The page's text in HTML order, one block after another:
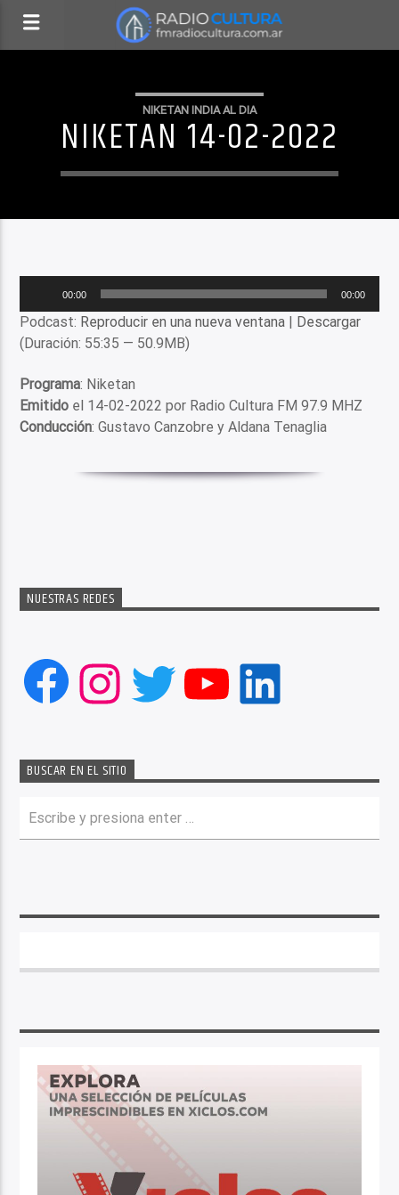
NIKETAN INDIA AL DIA
NIKETAN 14-02-2022
audio
00:00 00:00
Podcast: Reproducir en una nueva ventana | Descargar
(Duración: 55:35 — 50.9MB)
Programa: Niketan
Emitido el 14-02-2022 por Radio Cultura FM 97.9 MHZ
Conducción: Gustavo Canzobre y Aldana Tenaglia
NUESTRAS REDES
Facebook
Instagram
Twitter
YouTube
LinkedIn
BUSCAR EN EL SITIO